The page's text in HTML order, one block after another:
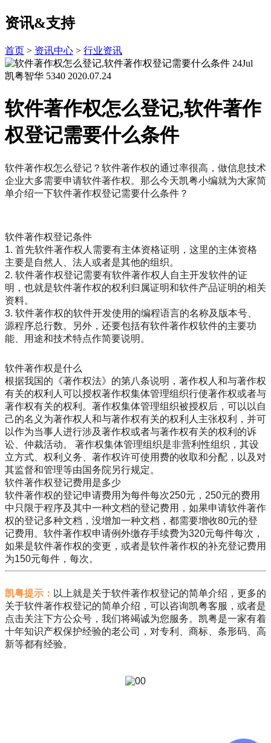
资讯&支持
首页 > 资讯中心 > 行业资讯
24Jul
凯粤智华 5340 2020.07.24
软件著作权怎么登记,软件著作
权登记需要什么条件
软件著作权怎么登记？软件著作权的通过率很高，做信息技术
企业大多需要申请软件著作权。那么今天凯粤小编就为大家简
单介绍一下软件著作权登记需要什么条件？
软件著作权登记条件
1. 首先软件著作权人需要有主体资格证明，这里的主体资格
主要是自然人、法人或者是其他的组织。
2. 软件著作权登记需要有软件著作权人自主开发软件的证
明，也就是软件著作权的权利归属证明和软件产品证明的相关
资料。
3. 软件著作权的软件开发使用的编程语言的名称及版本号、
源程序总行数。另外，还要包括有软件著作权软件的主要功
能、用途和技术特点作简要说明。
软件著作权是什么
根据我国的《著作权法》的第八条说明，著作权人和与著作权
有关的权利人可以授权著作权集体管理组织行使著作权或者与
著作权有关的权利。著作权集体管理组织被授权后，可以以自
己的名义为著作权人和与著作权有关的权利人主张权利，并可
以作为当事人进行涉及著作权或者与著作权有关的权利的诉
讼、仲裁活动。 著作权集体管理组织是非营利性组织，其设
立方式、权利义务、著作权许可使用费的收取和分配，以及对
其监督和管理等由国务院另行规定。
软件著作权登记费用是多少
软件著作权的登记申请费用为每件每次250元，250元的费用
中只限于程序及其中一种文档的登记费用，如果申请软件著作
权的登记多种文档，没增加一种文档，都需要增收80元的登
记费用。软件著作权申请例外缴存手续费为320元每件每次，
如果是软件著作权的变更，或者是软件著作权的补充登记费用
为150元每件，每次。
凯粤提示： 以上就是关于软件著作权登记的简单介绍，更多的
关于软件著作权登记的简单介绍，可以咨询凯粤客服，或者是
点击关注下方公众号，我们将竭诚为您服务。凯粤是一家有着
十年知识产权保护经验的老公司，对专利、商标、条形码、高
新等都有经验。